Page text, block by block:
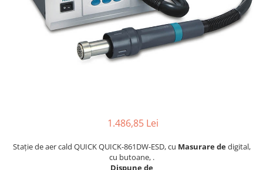
1.486,85 Lei
Stație de aer cald QUICK QUICK-861DW-ESD, cu Masurare dedigital,
cu butoane, .
Dispune de